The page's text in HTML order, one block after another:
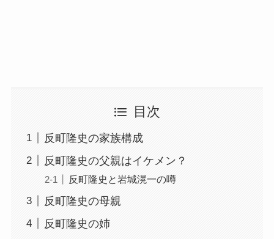
目次
反町隆史の家族構成
反町隆史の父親はイケメン？
反町隆史と岩城滉一の噂
反町隆史の母親
反町隆史の姉